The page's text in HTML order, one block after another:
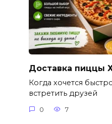
Доставка пиццы
Когда хочется
встретить друзей
0 7